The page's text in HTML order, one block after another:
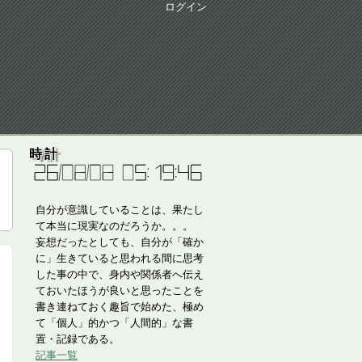
ログイン
時計
自分が意識していることは、果たし
て本当に現実なのだろうか。。。
妄想だったとしても、自分が「確か
に」生きていると思われる間に思考
した事の中で、身内や関係者へ伝え
ておいたほうが良いと思ったことを
書き連ねておく趣旨で始めた、極め
て「個人」的かつ「人間的」な書
置・記録である。
記事一覧